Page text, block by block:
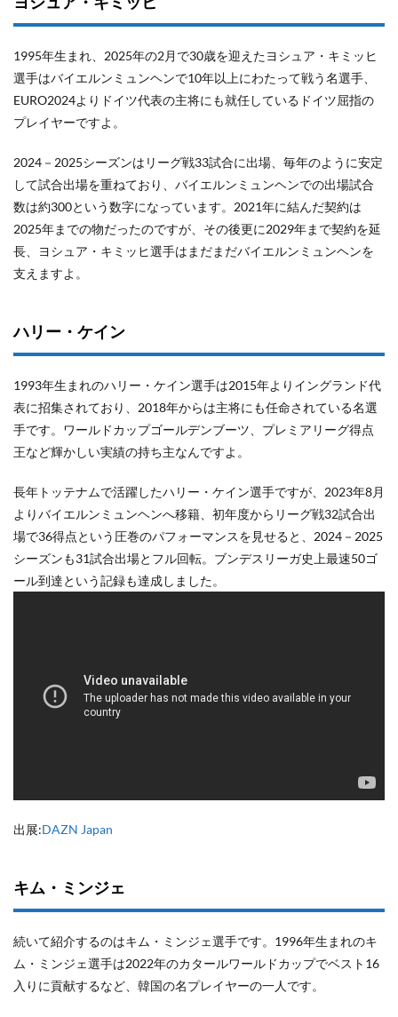
1995年生まれ、2025年の2月で30歳を迎えたヨシュア・キミッヒ
選手はバイエルンミュンヘンで10年以上にわたって戦う名選手、
EURO2024よりドイツ代表の主将にも就任しているドイツ屈指の
プレイヤーですよ。
2024－2025シーズンはリーグ戦33試合に出場、毎年のように安定
して試合出場を重ねており、バイエルンミュンヘンでの出場試合
数は約300という数字になっています。2021年に結んだ契約は
2025年までの物だったのですが、その後更に2029年まで契約を延
長、ヨシュア・キミッヒ選手はまだまだバイエルンミュンヘンを
支えますよ。
ハリー・ケイン
1993年生まれのハリー・ケイン選手は2015年よりイングランド代
表に招集されており、2018年からは主将にも任命されている名選
手です。ワールドカップゴールデンブーツ、プレミアリーグ得点
王など輝かしい実績の持ち主なんですよ。
長年トッテナムで活躍したハリー・ケイン選手ですが、2023年8月
よりバイエルンミュンヘンへ移籍、初年度からリーグ戦32試合出
場で36得点という圧巻のパフォーマンスを見せると、2024－2025
シーズンも31試合出場とフル回転。ブンデスリーガ史上最速50ゴ
ール到達という記録も達成しました。
出展:DAZN Japan
キム・ミンジェ
続いて紹介するのはキム・ミンジェ選手です。1996年生まれのキ
ム・ミンジェ選手は2022年のカタールワールドカップでベスト16
入りに貢献するなど、韓国の名プレイヤーの一人です。